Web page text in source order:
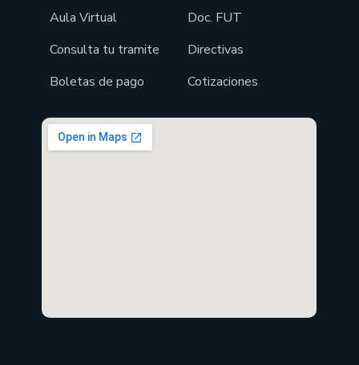
Aula Virtual
Consulta tu tramite
Boletas de pago
Doc. FUT
Directivas
Cotizaciones